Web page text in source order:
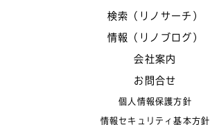
検索（リノサーチ）
情報（リノブログ）
会社案内
お問合せ
個人情報保護方針
情報セキュリティ基本方針